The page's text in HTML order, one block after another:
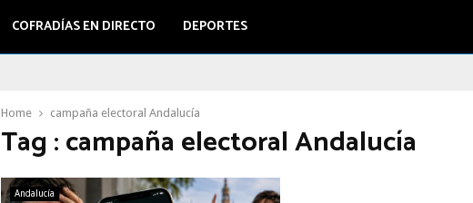
COFRADÍAS EN DIRECTO DEPORTES
Home campaña electoral Andalucía
Tag : campaña electoral Andalucía
Andalucía